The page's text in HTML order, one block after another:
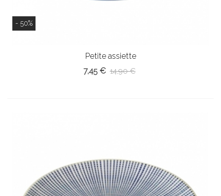
- 50%
Petite assiette
7,45 € 14,90 €